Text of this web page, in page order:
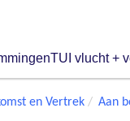
TUI vlucht +
en Vertrek Aan